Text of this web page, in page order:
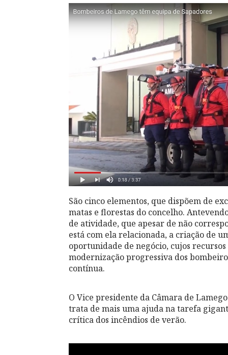
São cinco elementos, que dispõem de
matas e florestas do concelho.
de atividade, que apesar de não
está com ela relacionada, a criação de
oportunidade de negócio, cujos
modernização progressiva dos
contínua.
O Vice presidente da Câmara de
trata de mais uma ajuda na tarefa
crítica dos incêndios de verão.